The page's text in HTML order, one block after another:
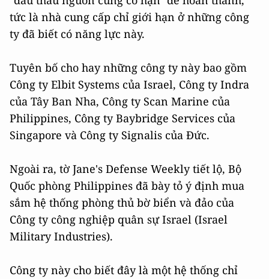
tức là nhà cung cấp chỉ giới hạn ở những công
ty đã biết có năng lực này.
Tuyên bố cho hay những công ty này bao gồm
Công ty Elbit Systems của Israel, Công ty Indra
của Tây Ban Nha, Công ty Scan Marine của
Philippines, Công ty Baybridge Services của
Singapore và Công ty Signalis của Đức.
Ngoài ra, tờ Jane's Defense Weekly tiết lộ, Bộ
Quốc phòng Philippines đã bày tỏ ý định mua
sắm hệ thống phòng thủ bờ biển và đảo của
Công ty công nghiệp quân sự Israel (Israel
Military Industries).
Công ty này cho biết đây là một hệ thống chỉ